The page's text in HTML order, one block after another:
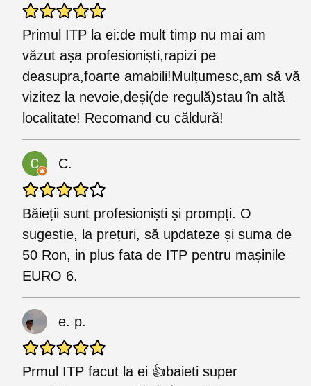
Primul ITP la ei:de mult timp nu mai am
văzut așa profesioniști,rapizi pe
deasupra,foarte amabili!Mulțumesc,am să vă
vizitez la nevoie,deși(de regulă)stau în altă
localitate! Recomand cu căldură!
C.
Băieții sunt profesioniști și prompți. O
sugestie, la prețuri, să updateze și suma de
50 Ron, in plus fata de ITP pentru mașinile
EURO 6.
e. p.
Prmul ITP facut la ei 👍baieti super